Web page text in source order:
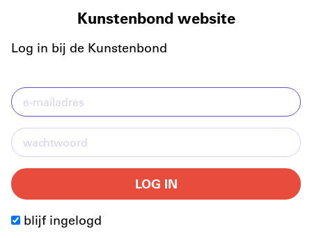
Kunstenbond website
Log in bij de Kunstenbond
LOG IN
blijf ingelogd